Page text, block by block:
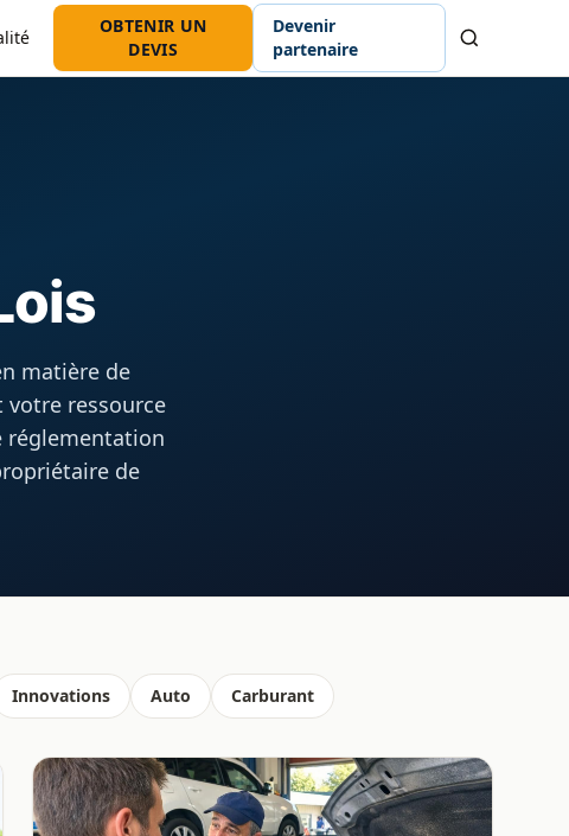
OBTENIR UN
DEVIS
Devenir
partenaire
matière de
ressource
réglementation
de
Innovations Auto Carburant